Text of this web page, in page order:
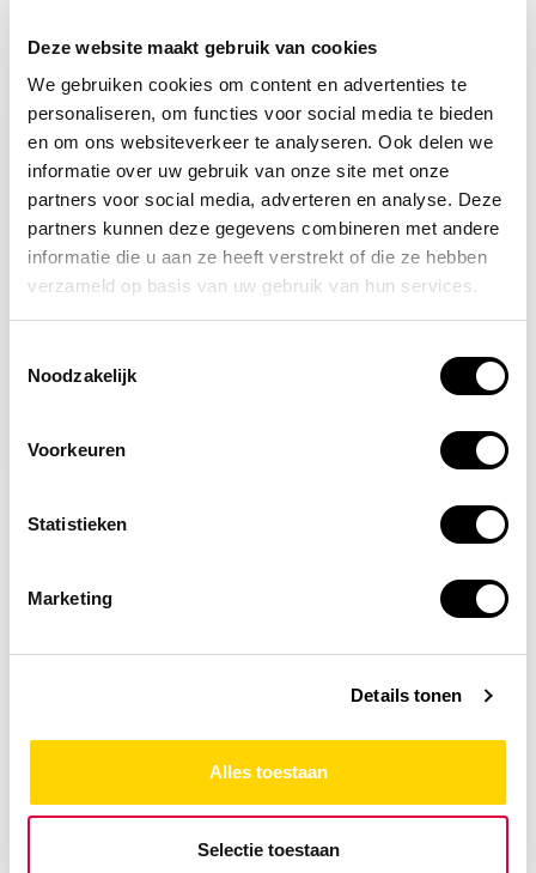
Deze website maakt gebruik van cookies
We gebruiken cookies om content en advertenties te
personaliseren, om functies voor social media te bieden
en om ons websiteverkeer te analyseren. Ook delen we
informatie over uw gebruik van onze site met onze
partners voor social media, adverteren en analyse. Deze
partners kunnen deze gegevens combineren met andere
informatie die u aan ze heeft verstrekt of die ze hebben
verzameld op basis van uw gebruik van hun services.
Noodzakelijk
Voorkeuren
Statistieken
Marketing
Details tonen
Alles toestaan
Selectie toestaan
Recent bekeken
-9%
10,95 9,95
Ontdek ons assortiment